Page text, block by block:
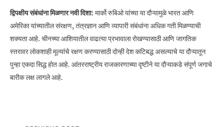
द्विपक्षीय संबंधांना मिळणार नवी दिशा: मार्को रुबिओ यांच्या या दौऱ्यामुळे भारत आणि
अमेरिका यांच्यातील संरक्षण, तंत्रज्ञान आणि व्यापारी संबंधांना अधिक गती मिळण्याची
शक्यता आहे. चीनच्या आशियातील वाढत्या प्रभावाला रोखण्यासाठी आणि जागतिक
स्तरावर लोकशाही मूल्यांचे रक्षण करण्यासाठी दोन्ही देश कटिबद्ध असल्याचे या दौऱ्यातून
पुन्हा एकदा सिद्ध होत आहे. आंतरराष्ट्रीय राजकारणाच्या दृष्टीने या दौऱ्याकडे संपूर्ण जगाचे
बारीक लक्ष लागले आहे.